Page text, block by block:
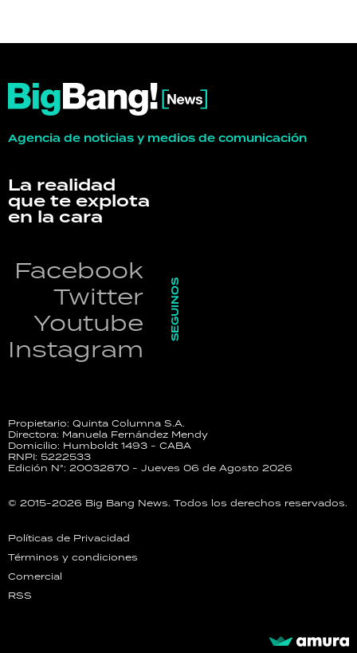
Agencia de noticias y medios de comunicación
La realidad
que te explota
en la cara
Facebook
Twitter
Youtube
Instagram
SEGUINOS
Propietario: Quinta Columna S.A.
Directora: Manuela Fernández Mendy
Domicilio: Humboldt 1493 - CABA
RNPI: 5222533
Edición N°: 20032870 - Jueves 06 de Agosto 2026
© 2015-2026 Big Bang News. Todos los derechos reservados.
Políticas de Privacidad
Términos y condiciones
Comercial
RSS